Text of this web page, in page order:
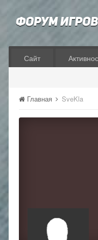
Сайт
Главная SveKla